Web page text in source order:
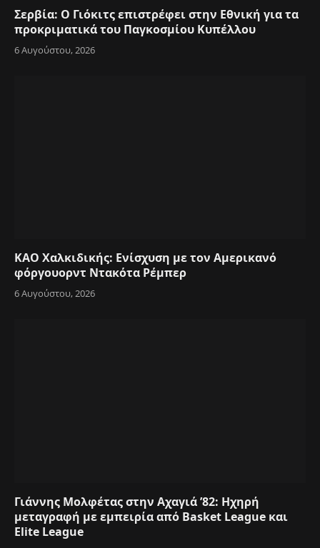
Σερβία: Ο Γιόκιτς επιστρέφει στην Εθνική για τα
προκριματικά του Παγκοσμίου Κυπέλλου
6 Αυγούστου, 2026
ΚΑΟ Χαλκιδικής: Ενίσχυση με τον Αμερικανό
φόργουορντ Ντακότα Ρέμπερ
6 Αυγούστου, 2026
Γιάννης Μολφέτας στην Αχαγιά ’82: Ηχηρή
μεταγραφή με εμπειρία από Basket League και
Elite League